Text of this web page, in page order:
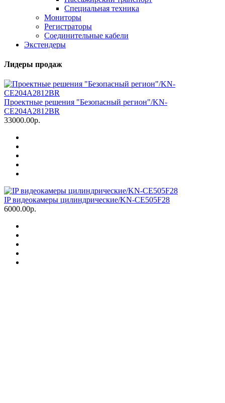
Специальная техника
Мониторы
Регистраторы
Соединительные кабели
Экстендеры
Лидеры продаж
Проектные решения "Безопасный регион"/KN-
CE204A2812BR
33000.00р.
IP видеокамеры цилиндрические/KN-CE505F28
6000.00р.